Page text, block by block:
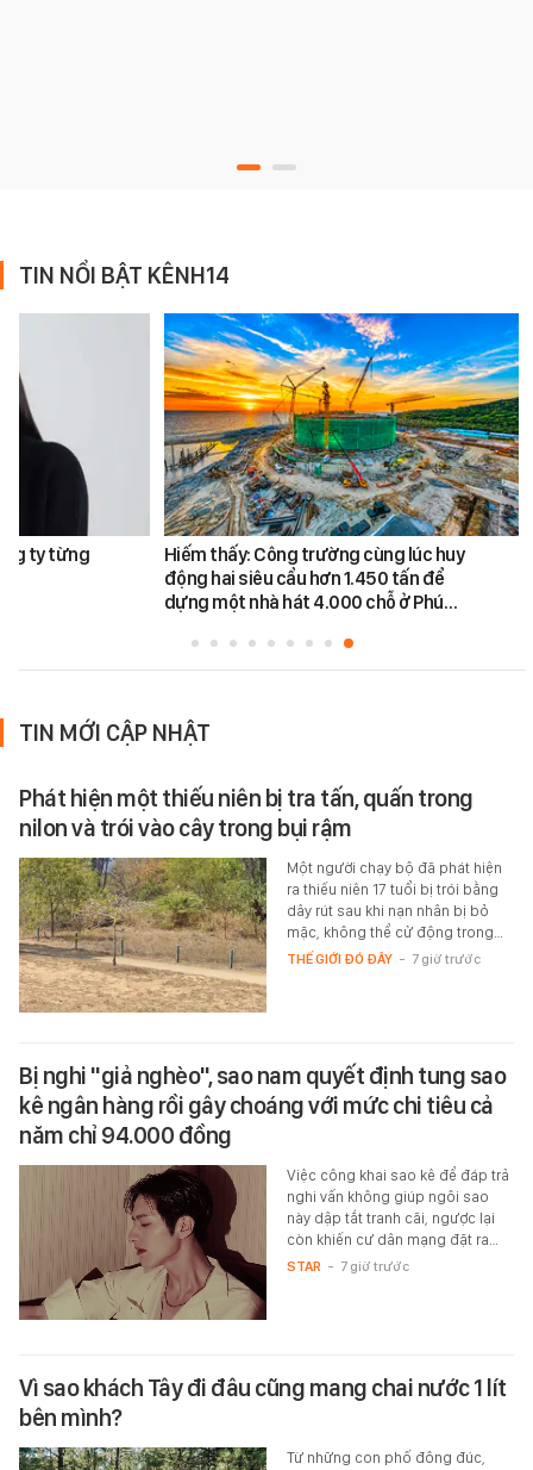
TIN NỔI BẬT KÊNH14
ty từng
Hiếm thấy: Công trường cùng lúc huy
động hai siêu cẩu hơn 1.450 tấn để
dựng một nhà hát 4.000 chỗ ở Phú…
TIN MỚI CẬP NHẬT
Phát hiện một thiếu niên bị tra tấn, quấn trong
nilon và trói vào cây trong bụi rậm
Một người chạy bộ đã phát hiện
ra thiếu niên 17 tuổi bị trói bằng
dây rút sau khi nạn nhân bị bỏ
mặc, không thể cử động trong…
THẾ GIỚI ĐÓ ĐÂY - 7 giờ trước
Bị nghi "giả nghèo", sao nam quyết định tung sao
kê ngân hàng rồi gây choáng với mức chi tiêu cả
năm chỉ 94.000 đồng
Việc công khai sao kê để đáp trả
nghi vấn không giúp ngôi sao
này dập tắt tranh cãi, ngược lại
còn khiến cư dân mạng đặt ra…
STAR - 7 giờ trước
Vì sao khách Tây đi đâu cũng mang chai nước 1 lít
bên mình?
Từ những con phố đông đúc,